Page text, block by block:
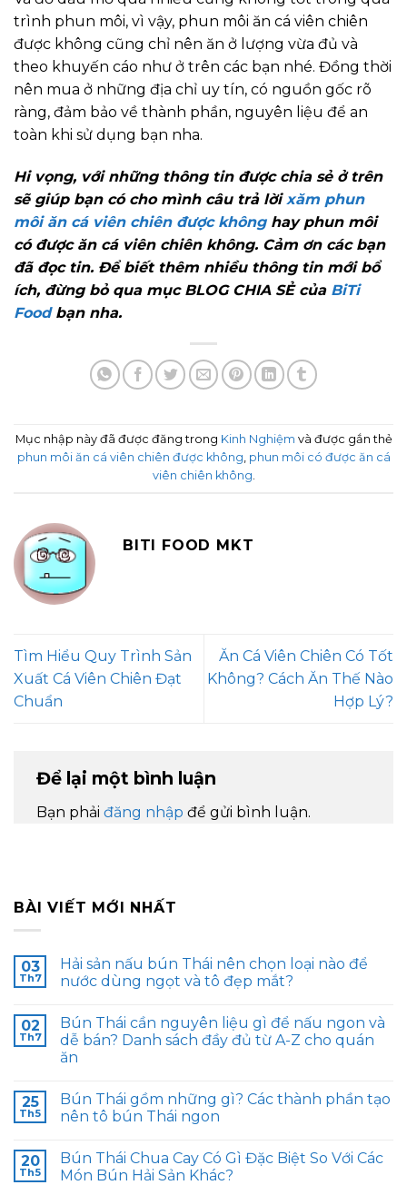
trình phun môi, vì vậy, phun môi ăn cá viên chiên
được không cũng chỉ nên ăn ở lượng vừa đủ và
theo khuyến cáo như ở trên các bạn nhé. Đồng thời
nên mua ở những địa chỉ uy tín, có nguồn gốc rõ
ràng, đảm bảo về thành phần, nguyên liệu để an
toàn khi sử dụng bạn nha.
Hi vọng, với những thông tin được chia sẻ ở trên
sẽ giúp bạn có cho mình câu trả lời xăm phun
môi ăn cá viên chiên được khônghay phun môi
có được ăn cá viên chiên không. Cảm ơn các bạn
đã đọc tin. Để biết thêm nhiều thông tin mới bổ
ích, đừng bỏ qua mục BLOG CHIA SẺ của BiTi
Foodbạn nha.
Mục nhập này đã được đăng trong Kinh Nghiệm và được gắn thẻ
phun môi ăn cá viên chiên được không phun môi có được ăn cá
viên chiên không
BITI FOOD MKT
Tìm Hiểu Quy Trình Sản
Xuất Cá Viên Chiên Đạt
Chuẩn
Ăn Cá Viên Chiên Có Tốt
Không? Cách Ăn Thế Nào
Hợp Lý?
Để lại một bình luận
Bạn phải đăng nhập để gửi bình luận.
BÀI VIẾT MỚI NHẤT
03
Th7
Hải sản nấu bún Thái nên chọn loại nào để
nước dùng ngọt và tô đẹp mắt?
02
Th7
Bún Thái cần nguyên liệu gì để nấu ngon và
dễ bán? Danh sách đầy đủ từ A-Z cho quán
ăn
25
Th5
Bún Thái gồm những gì? Các thành phần tạo
nên tô bún Thái ngon
20
Th5
Bún Thái Chua Cay Có Gì Đặc Biệt So Với Các
Món Bún Hải Sản Khác?